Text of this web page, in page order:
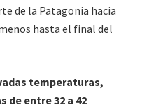
de la Patagonia hacia
hasta el final del
temperaturas,
de entre 32 a 42